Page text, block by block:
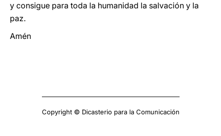
y consigue para toda la humanidad la salvación y la
paz.
Amén
Copyright © Dicasterio para la Comunicación